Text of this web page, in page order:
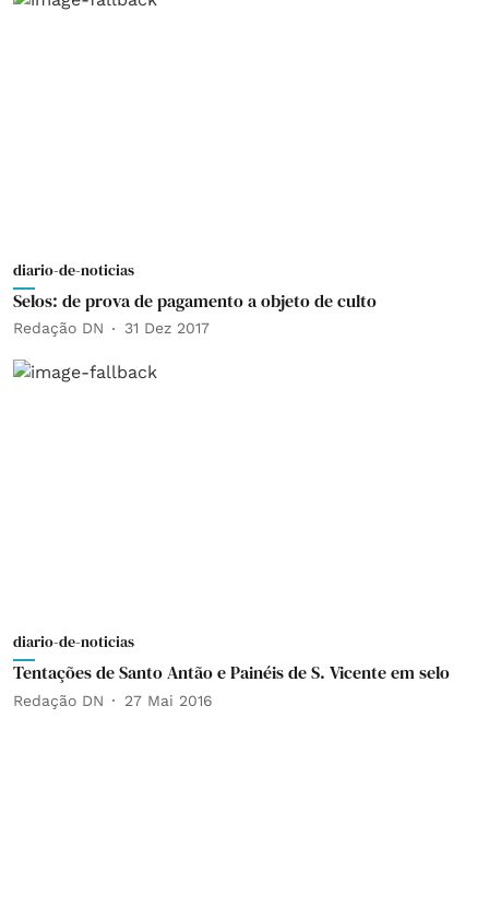
diario-de-noticias
Selos: de prova de pagamento a objeto de culto
Redação DN 31 Dez 2017
diario-de-noticias
Tentações de Santo Antão e Painéis de S. Vicente em selo
Redação DN 27 Mai 2016